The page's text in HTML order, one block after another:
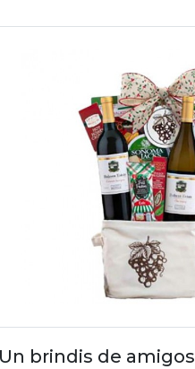
Un brindis de amigos